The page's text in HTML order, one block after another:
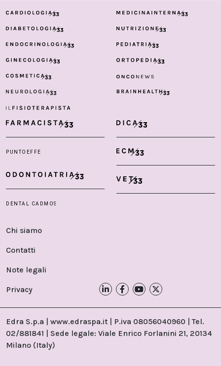
Chi siamo
Contatti
Note legali
Privacy
Edra S.p.a | www.edraspa.it | P.iva 08056040960 | Tel.
02/881841 | Sede legale: Viale Enrico Forlanini 21, 20134
Milano (Italy)